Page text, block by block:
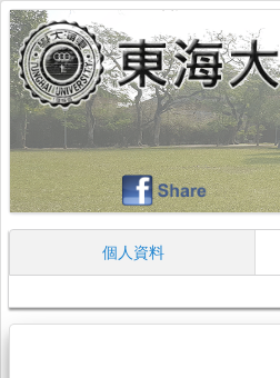
個人資料